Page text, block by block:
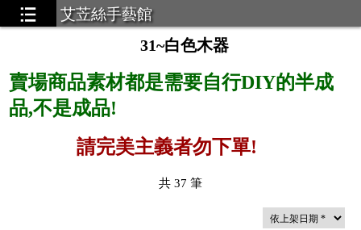
艾苙絲手藝館
31~白色木器
賣場商品素材都是需要自行DIY的半成
品,不是成品!
請完美主義者勿下單!
共 37 筆